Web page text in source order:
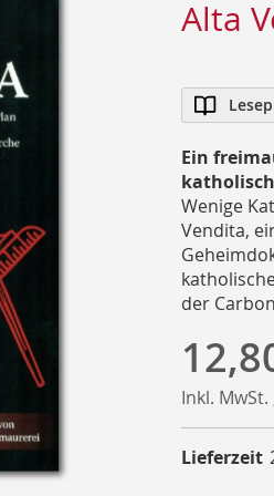
Alta
Ein
Wenige
Vendita,
der
Inkl. MwSt.
Lieferzeit